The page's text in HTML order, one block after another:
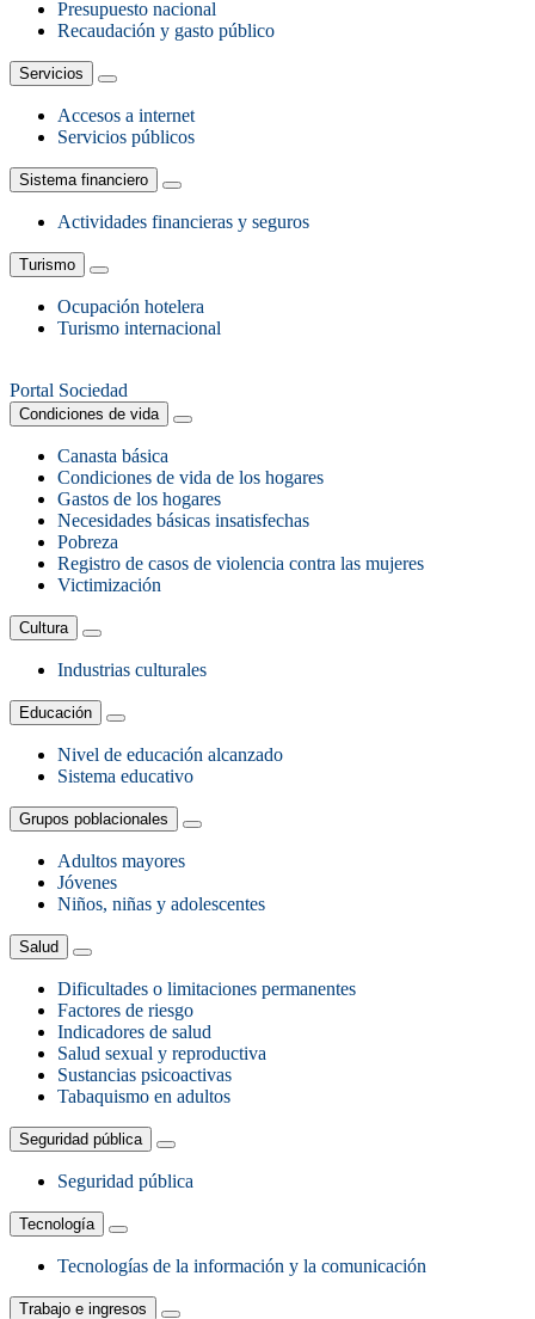
Presupuesto nacional
Recaudación y gasto público
Servicios
Accesos a internet
Servicios públicos
Sistema financiero
Actividades financieras y seguros
Turismo
Ocupación hotelera
Turismo internacional
Portal Sociedad
Condiciones de vida
Canasta básica
Condiciones de vida de los hogares
Gastos de los hogares
Necesidades básicas insatisfechas
Pobreza
Registro de casos de violencia contra las mujeres
Victimización
Cultura
Industrias culturales
Educación
Nivel de educación alcanzado
Sistema educativo
Grupos poblacionales
Adultos mayores
Jóvenes
Niños, niñas y adolescentes
Salud
Dificultades o limitaciones permanentes
Factores de riesgo
Indicadores de salud
Salud sexual y reproductiva
Sustancias psicoactivas
Tabaquismo en adultos
Seguridad pública
Seguridad pública
Tecnología
Tecnologías de la información y la comunicación
Trabajo e ingresos